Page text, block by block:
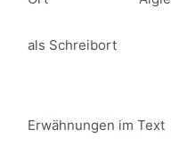
als Schreibort
Erwähnungen im Text